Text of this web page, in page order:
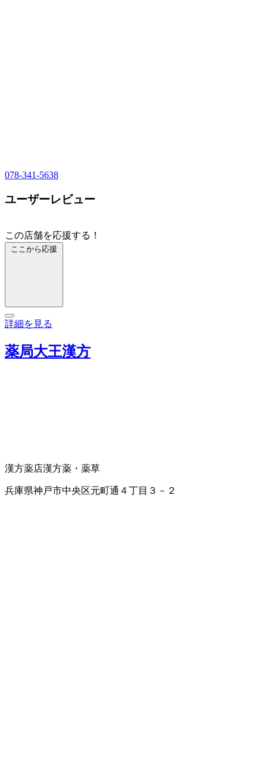
078-341-5638
ユーザーレビュー
この店舗を応援する！
ここから応援
詳細を見る
薬局大王漢方
漢方薬店漢方薬・薬草
兵庫県神戸市中央区元町通４丁目３－２